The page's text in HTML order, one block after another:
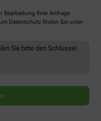
Bearbeitung Ihrer Anfrage
Datenschutz finden Sie unter
Sie bitteden Schlüssel